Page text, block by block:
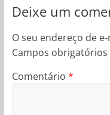
Deixe um
O seu endereço de
Campos
Comentário *